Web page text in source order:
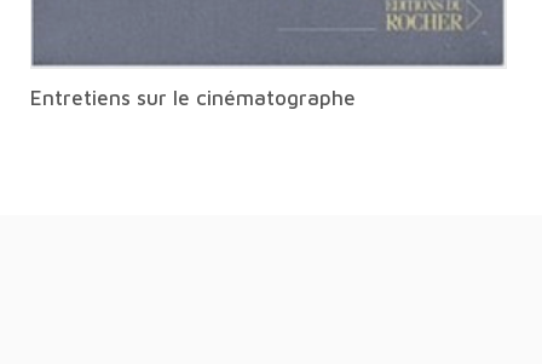
Entretiens sur le cinématographe